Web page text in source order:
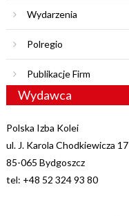
Wydarzenia
Polregio
Publikacje Firm
Wydawca
Polska Izba Kolei
ul. J. Karola Chodkiewicza 17
85-065 Bydgoszcz
tel: +48 52 324 93 80